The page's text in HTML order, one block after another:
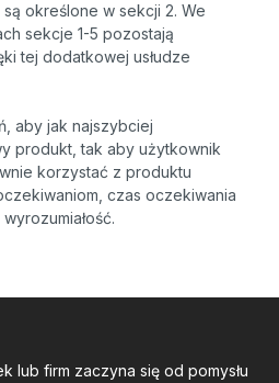
określone w sekcji 2. We
sekcje 1-5 pozostają
tej dodatkowej usłudze
aby jak najszybciej
produkt, tak aby użytkownik
korzystać z produktu
czas oczekiwania
lub firm zaczyna się od pomysłu